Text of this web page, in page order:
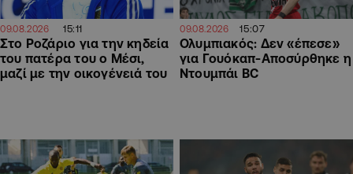
09.08.2026 15:11
Στο Ροζάριο για την κηδεία
του πατέρα του ο Μέσι,
μαζί με την οικογένειά του
09.08.2026 15:07
Ολυμπιακός: Δεν «έπεσε»
για Γουόκαπ-Αποσύρθηκε η
Ντουμπάι BC